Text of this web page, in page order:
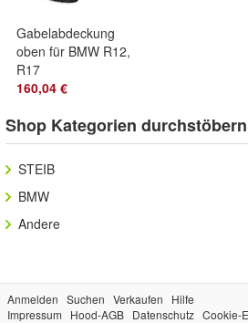
Gabelabdeckung
oben für BMW R12,
R17
160,04 €
Shop Kategorien durchstöbern
STEIB
BMW
Andere
Anmelden Suchen Verkaufen
Hilfe
Impressum
Hood-AGB Datenschutz Cookie-